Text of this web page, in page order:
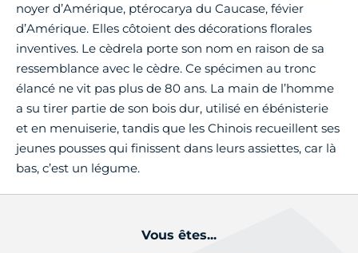
noyer d’Amérique, ptérocarya du Caucase, févier
d’Amérique. Elles côtoient des décorations florales
inventives. Le cèdrela porte son nom en raison de sa
ressemblance avec le cèdre. Ce spécimen au tronc
élancé ne vit pas plus de 80 ans. La main de l’homme
a su tirer partie de son bois dur, utilisé en ébénisterie
et en menuiserie, tandis que les Chinois recueillent ses
jeunes pousses qui finissent dans leurs assiettes, car là
bas, c’est un légume.
Vous êtes...